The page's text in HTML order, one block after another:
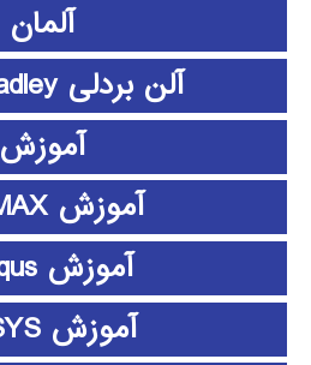
آلمان
آلن بردلی Allen bradley
آموزش
آموزش 3D MAX
آموزش abaqus
آموزش ANSYS